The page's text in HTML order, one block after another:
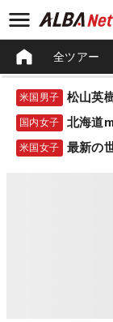
全ツアー
米国男子 松山英
国内女子 北海道
米国女子 最新の